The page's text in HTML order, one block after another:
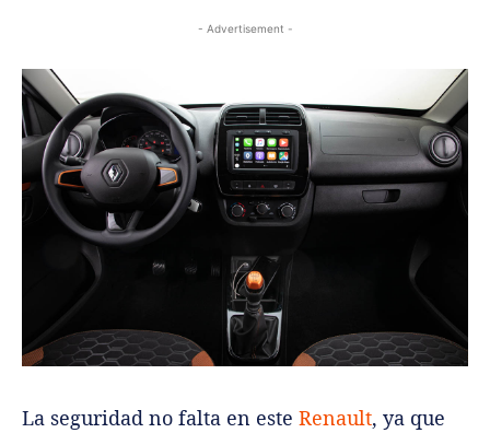
- Advertisement -
La seguridad no falta en este Renault, ya que